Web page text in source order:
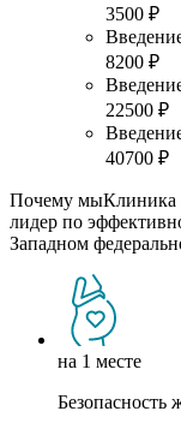
3500 ₽
8200 ₽
22500 ₽
40700 ₽
Почему мыКлиника
лидер по
Западном
на 1 месте
Безопасность